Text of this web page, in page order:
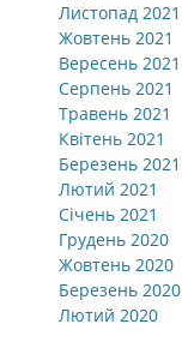
Листопад 2021
Жовтень 2021
Вересень 2021
Серпень 2021
Травень 2021
Квітень 2021
Березень 2021
Лютий 2021
Січень 2021
Грудень 2020
Жовтень 2020
Березень 2020
Лютий 2020